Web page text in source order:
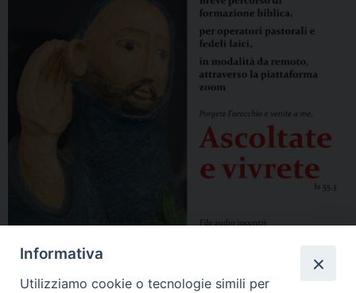
Informativa
Utilizziamo cookie o tecnologie simili per